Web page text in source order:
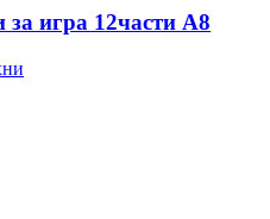
игра 12части A8